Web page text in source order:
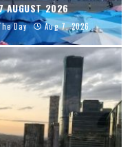
AUGUST 2026
Day Aug 7, 2026